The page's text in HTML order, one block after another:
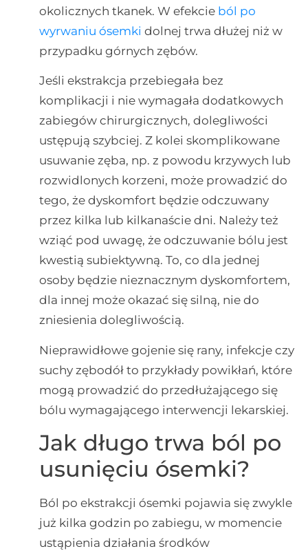
okolicznych tkanek. W efekcie ból po
wyrwaniu ósemki dolnej trwa dłużej niż w
przypadku górnych zębów.
Jeśli ekstrakcja przebiegała bez
komplikacji i nie wymagała dodatkowych
zabiegów chirurgicznych, dolegliwości
ustępują szybciej. Z kolei skomplikowane
usuwanie zęba, np. z powodu krzywych lub
rozwidlonych korzeni, może prowadzić do
tego, że dyskomfort będzie odczuwany
przez kilka lub kilkanaście dni. Należy też
wziąć pod uwagę, że odczuwanie bólu jest
kwestią subiektywną. To, co dla jednej
osoby będzie nieznacznym dyskomfortem,
dla innej może okazać się silną, nie do
zniesienia dolegliwością.
Nieprawidłowe gojenie się rany, infekcje czy
suchy zębodół to przykłady powikłań, które
mogą prowadzić do przedłużającego się
bólu wymagającego interwencji lekarskiej.
Jak długo trwa ból po
usunięciu ósemki?
Ból po ekstrakcji ósemki pojawia się zwykle
już kilka godzin po zabiegu, w momencie
ustąpienia działania środków